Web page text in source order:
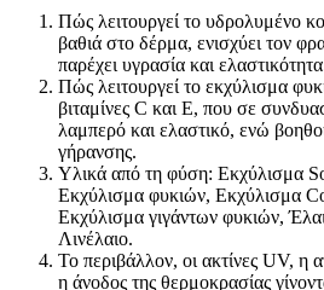
Πώς λειτουργεί το υδρολυμένο
βαθιά στο δέρμα, ενισχύει τον
παρέχει υγρασία και
Πώς λειτουργεί το εκχύλισμα
βιταμίνες C και E, που σε
λαμπερό και ελαστικό, ενώ
γήρανσης.
Υλικά από τη φύση: Εκχύλισμα
Εκχύλισμα φυκιών, Εκχύλισμα
Εκχύλισμα γιγάντων φυκιών,
Λινέλαιο.
Το περιβάλλον, οι ακτίνες UV, η
η άνοδος της θερμοκρασίας